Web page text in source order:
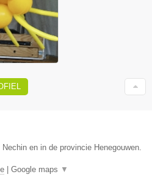
en in de provincie Henegouwen.
| Google maps ▼